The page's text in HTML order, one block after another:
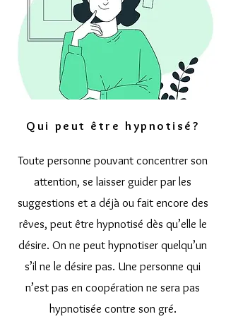
Qui peut être hypnotisé?
Toute personne pouvant concentrer son
attention, se laisser guider par les
suggestions et a déjà ou fait encore des
rêves, peut être hypnotisé dès qu’elle le
désire. On ne peut hypnotiser quelqu’un
s’il ne le désire pas. Une personne qui
n’est pas en coopération ne sera pas
hypnotisée contre son gré.